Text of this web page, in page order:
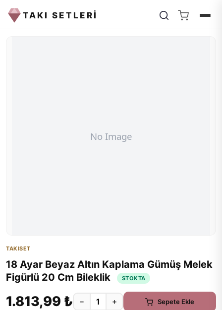
TAKI SETLERİ
TAKISET
18 Ayar Beyaz Altın Kaplama Gümüş Melek
Figürlü 20 Cm Bileklik
STOKTA
1.813,99 ₺ − + Sepete Ekle